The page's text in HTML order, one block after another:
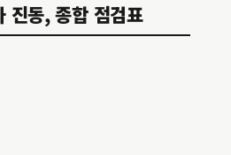
진동, 종합 점검표